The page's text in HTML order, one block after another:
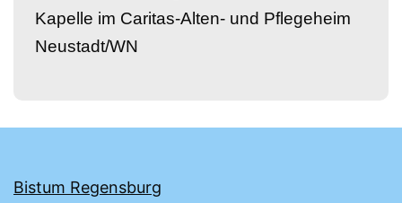
Kapelle im Caritas-Alten- und Pflegeheim
Neustadt/WN
Bistum Regensburg